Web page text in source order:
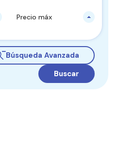
Precio máx
Búsqueda Avanzada
Buscar